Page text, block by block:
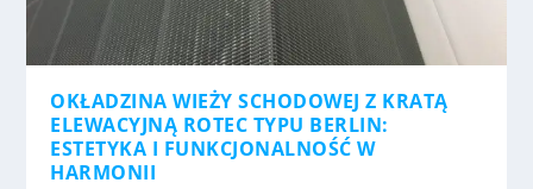
OKŁADZINA WIEŻY SCHODOWEJ Z KRATĄ
ELEWACYJNĄ ROTEC TYPU BERLIN:
ESTETYKA I FUNKCJONALNOŚĆ W
HARMONII